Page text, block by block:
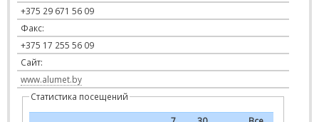
+375 29 671 56 09
Факс:
+375 17 255 56 09
Сайт:
www.alumet.by
Статистика посещений